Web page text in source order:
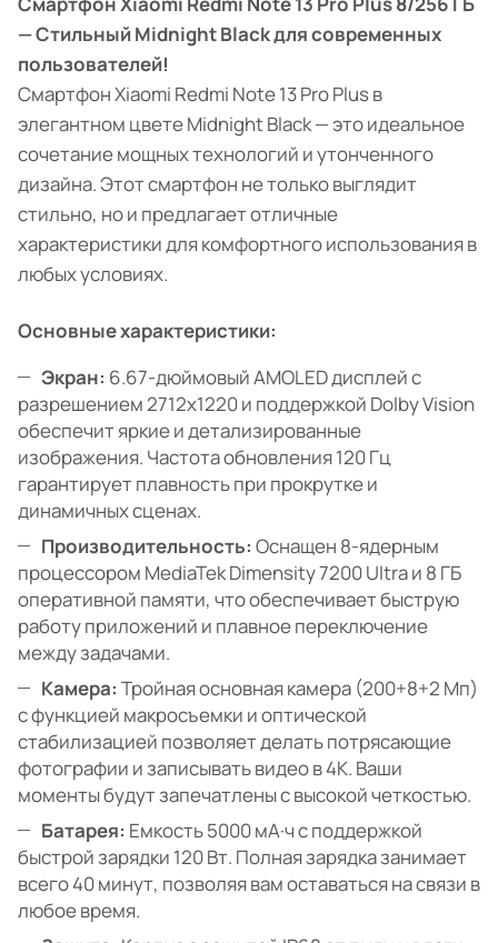
— Стильный Midnight Black для современных
пользователей!
Смартфон Xiaomi Redmi Note 13 Pro Plus в
элегантном цвете Midnight Black — это идеальное
сочетание мощных технологий и утонченного
дизайна. Этот смартфон не только выглядит
стильно, но и предлагает отличные
характеристики для комфортного использования в
любых условиях.
Основные характеристики:
Экран: 6.67-дюймовый AMOLED дисплей с
разрешением 2712x1220 и поддержкой Dolby Vision
обеспечит яркие и детализированные
изображения. Частота обновления 120 Гц
гарантирует плавность при прокрутке и
динамичных сценах.
Производительность: Оснащен 8-ядерным
процессором MediaTek Dimensity 7200 Ultra и 8 ГБ
оперативной памяти, что обеспечивает быструю
работу приложений и плавное переключение
между задачами.
Камера: Тройная основная камера (200+8+2 Мп)
с функцией макросъемки и оптической
стабилизацией позволяет делать потрясающие
фотографии и записывать видео в 4K. Ваши
моменты будут запечатлены с высокой четкостью.
Батарея: Емкость 5000 мА·ч с поддержкой
быстрой зарядки 120 Вт. Полная зарядка занимает
всего 40 минут, позволяя вам оставаться на связи в
любое время.